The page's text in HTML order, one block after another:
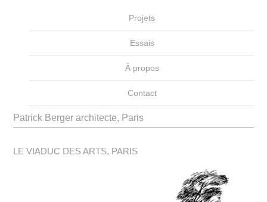
Projets
Essais
À propos
Contact
Patrick Berger architecte, Paris
LE VIADUC DES ARTS, PARIS